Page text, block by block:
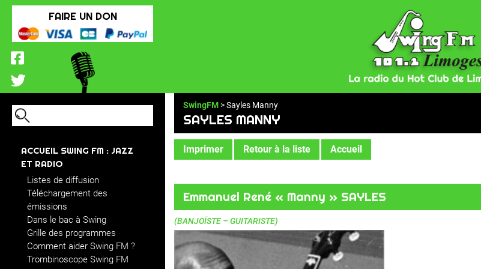
FAIRE UN DON
ACCUEIL SWING FM : JAZZ
ET RADIO
Listes de diffusion
Téléchargement des
émissions
Dans le bac à Swing
Grille des programmes
Comment aider Swing FM ?
Trombinoscope Swing FM
SwingFM > Sayles Manny
SAYLES MANNY
Imprimer Retour à la liste Accueil
Emmanuel René « Manny » SAYLES
(BANJOÏSTE – GUITARISTE)